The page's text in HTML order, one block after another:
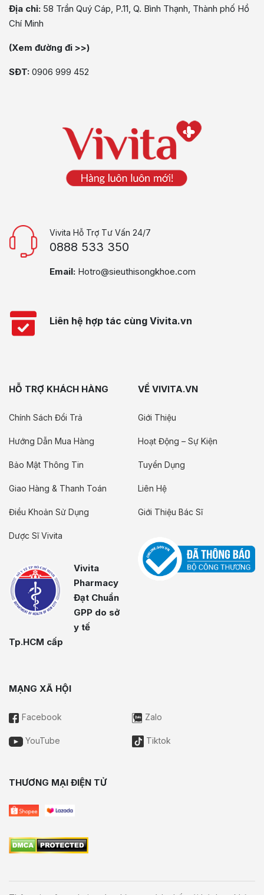
Địa chỉ: 58 Trần Quý Cáp, P.11, Q. Bình Thạnh, Thành phố Hồ
Chí Minh
(Xem đường đi >>)
SĐT: 0906 999 452
Vivita Hỗ Trợ Tư Vấn 24/7
0888 533 350
Email: Hotro@sieuthisongkhoe.com
Liên hệ hợp tác cùng Vivita.vn
HỖ TRỢ KHÁCH HÀNG
Chính Sách Đổi Trả
Hướng Dẫn Mua Hàng
Bảo Mật Thông Tin
Giao Hàng & Thanh Toán
Điều Khoản Sử Dụng
Dược Sĩ Vivita
Vivita
Pharmacy
Đạt Chuẩn
GPP do sở
y tế
Tp.HCM cấp
VỀ VIVITA.VN
Giới Thiệu
Hoạt Động – Sự Kiện
Tuyển Dụng
Liên Hệ
Giới Thiệu Bác Sĩ
MẠNG XÃ HỘI
Facebook Zalo
YouTube Tiktok
THƯƠNG MẠI ĐIỆN TỬ